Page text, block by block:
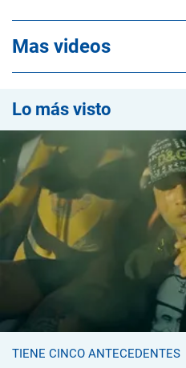
Mas videos
Lo más visto
TIENE CINCO ANTECEDENTES